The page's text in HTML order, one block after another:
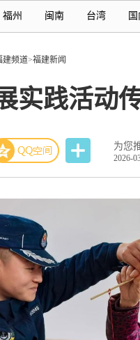
福州 闽南 台湾
建频道>福建新闻
实践活动
为您
2026-